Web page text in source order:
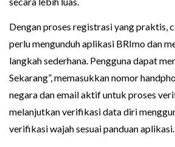
Dengan proses registrasi yang praktis,
perlu mengunduh aplikasi BRImo dan
langkah sederhana. Pengguna dapat
Sekarang”, memasukkan nomor
negara dan email aktif untuk proses
melanjutkan verifikasi data diri
verifikasi wajah sesuai panduan aplikasi.